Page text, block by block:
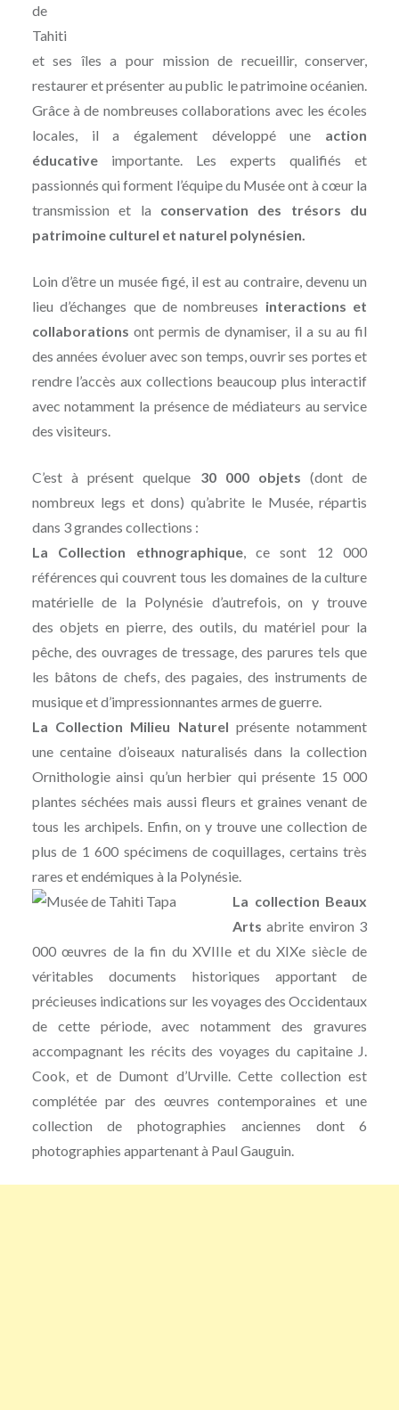
de
Tahiti
et ses îles a pour mission de recueillir, conserver,
restaurer et présenter au public le patrimoine océanien.
Grâce à de nombreuses collaborations avec les écoles
locales, il a également développé une action
éducativeimportante. Les experts qualifiés et
passionnés qui forment l’équipe du Musée ont à cœur la
transmission et la conservation des trésors du
patrimoine culturel et naturel polynésien.
Loin d’être un musée figé, il est au contraire, devenu un
lieu d’échanges que de nombreuses interactions et
collaborations ont permis de dynamiser, il a su au fil
des années évoluer avec son temps, ouvrir ses portes et
rendre l’accès aux collections beaucoup plus interactif
avec notamment la présence de médiateurs au service
des visiteurs.
C’est à présent quelque 30 000 objets (dont de
nombreux legs et dons) qu’abrite le Musée, répartis
dans 3 grandes collections :
La Collection ethnographique, ce sont 12 000
références qui couvrent tous les domaines de la culture
matérielle de la Polynésie d’autrefois, on y trouve
des objets en pierre, des outils, du matériel pour la
pêche, des ouvrages de tressage, des parures tels que
les bâtons de chefs, des pagaies, des instruments de
musique et d’impressionnantes armes de guerre.
La Collection Milieu Naturel présente notamment
une centaine d’oiseaux naturalisés dans la collection
Ornithologie ainsi qu’un herbier qui présente 15 000
plantes séchées mais aussi fleurs et graines venant de
tous les archipels. Enfin, on y trouve une collection de
plus de 1 600 spécimens de coquillages, certains très
rares et endémiques à la Polynésie.
La collection Beaux
Arts abrite environ 3
000 œuvres de la fin du XVIIIe et du XIXe siècle de
véritables documents historiques apportant de
précieuses indications sur les voyages des Occidentaux
de cette période, avec notamment des gravures
accompagnant les récits des voyages du capitaine J.
Cook, et de Dumont d’Urville. Cette collection est
complétée par des œuvres contemporaines et une
collection de photographies anciennes dont 6
photographies appartenant à Paul Gauguin.